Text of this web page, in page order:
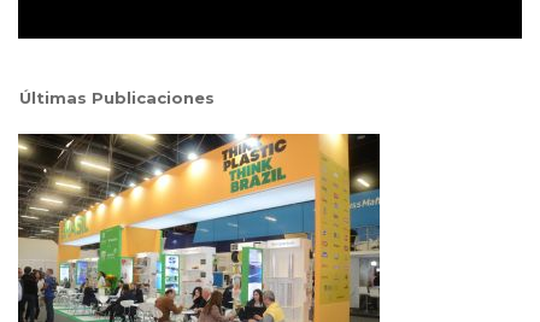
Últimas Publicaciones